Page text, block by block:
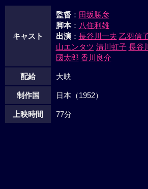
キャスト
監督： 田坂勝彦
脚本： 八住利雄
出演： 長谷川一夫 乙羽信
山エンタツ 清川虹子 長谷
國太郎 香川良介
配給 大映
制作国 日本（1952）
上映時間 77分